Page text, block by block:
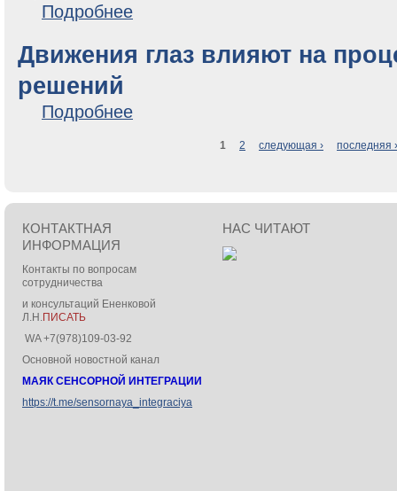
Подробнее
Движения глаз влияют на
решений
Подробнее
1 2 следующая › последняя
КОНТАКТНАЯ
ИНФОРМАЦИЯ
Контакты по вопросам
сотрудничества
и консультаций Ененковой
Л.Н. ПИСАТЬ
WA +7(978)109-03-92
Основной новостной канал
МАЯК СЕНСОРНОЙ ИНТЕГРАЦИИ
https://t.me/sensornaya_integraciya
НАС ЧИТАЮТ